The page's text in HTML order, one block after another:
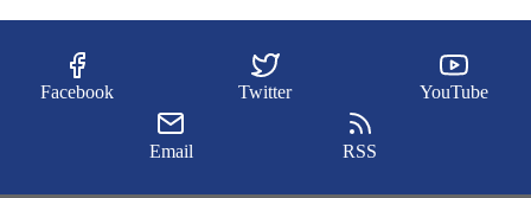
Facebook Twitter YouTube
Email RSS